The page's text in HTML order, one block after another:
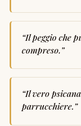
“Il peggio che
compreso.”
“Il vero
parrucchiere.”